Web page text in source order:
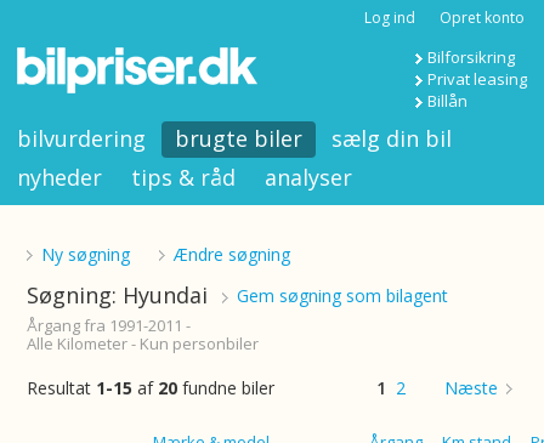
Log ind Opret konto
Bilforsikring
Privat leasing
Billån
bilvurdering brugte biler
sælg din bil
nyheder
tips & råd analyser
Ny søgning Ændre søgning
Søgning: Hyundai Gem søgning som bilagent
Årgang fra 1991-2011 -
Alle Kilometer - Kun personbiler
1 2 Næste
Resultat 1-15 af 20 fundne biler